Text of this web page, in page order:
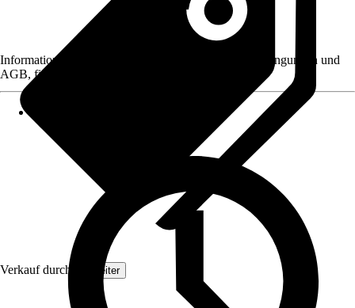
Verkauf durch: Topleiter
Informationen des Verkäufers, wie z. B. Rückgabebedingungen und
AGB, finden Sie bei Klick auf den Verkäufernamen.